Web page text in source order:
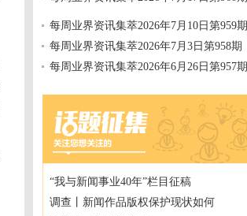
每周业界资讯集萃2026年7月10日第959期
每周业界资讯集萃2026年7月3日第958期
每周业界资讯集萃2026年6月26日第957期
“我与新闻事业40年”栏目征稿
调查丨新闻作品版权保护现状如何